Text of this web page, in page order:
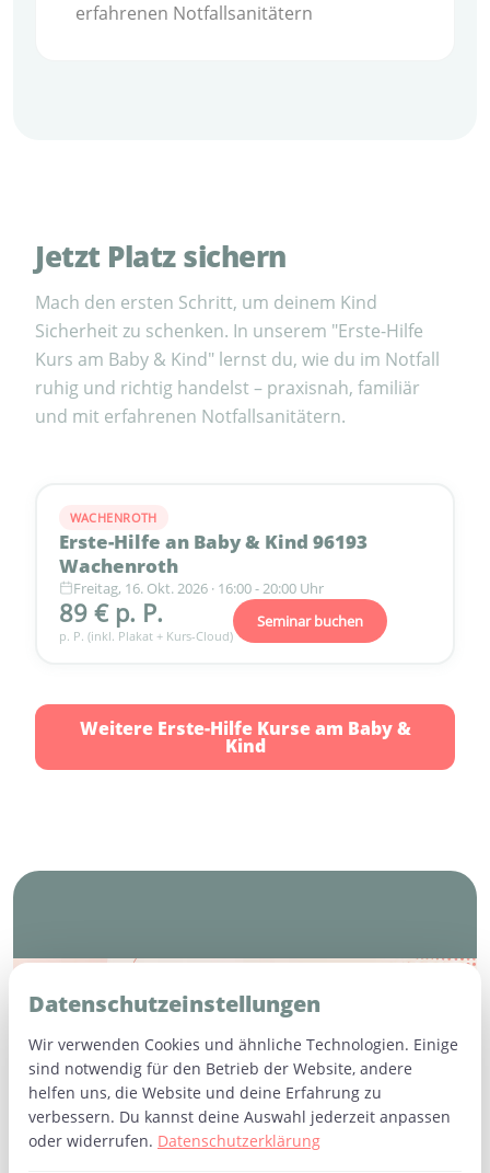
erfahrenen Notfallsanitätern
Jetzt Platz sichern
Mach den ersten Schritt, um deinem Kind
Sicherheit zu schenken. In unserem "Erste-Hilfe
Kurs am Baby & Kind" lernst du, wie du im Notfall
ruhig und richtig handelst – praxisnah, familiär
und mit erfahrenen Notfallsanitätern.
WACHENROTH
Erste-Hilfe an Baby & Kind 96193
Wachenroth
Freitag, 16. Okt. 2026 · 16:00 - 20:00 Uhr
89 € p. P.
p. P. (inkl. Plakat + Kurs-Cloud)
Seminar buchen
Weitere Erste-Hilfe Kurse am Baby &
Kind
Häufige Fragen (FAQ)
Wie lange dauert der Erste Hilfe Kurs am
Baby & Kind?
Der Kurs dauert ca. 4 Stunden und beinhaltet
Datenschutzeinstellungen
Wir verwenden Cookies und ähnliche Technologien. Einige
sind notwendig für den Betrieb der Website, andere
helfen uns, die Website und deine Erfahrung zu
verbessern. Du kannst deine Auswahl jederzeit anpassen
oder widerrufen. Datenschutzerklärung